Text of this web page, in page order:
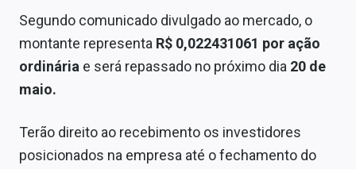
Sobre
Contato
Segundo comunicado divulgado ao mercado, o
montante representa R$ 0,022431061 por ação
ordinária e será repassado no próximo dia 20 de
maio.
Terão direito ao recebimento os investidores
posicionados na empresa até o fechamento do